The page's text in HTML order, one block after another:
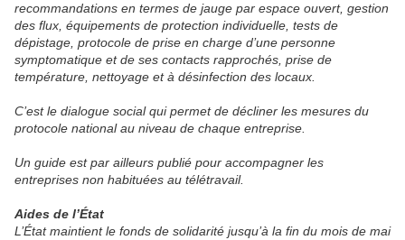
recommandations en termes de jauge par espace ouvert, gestion
des flux, équipements de protection individuelle, tests de
dépistage, protocole de prise en charge d’une personne
symptomatique et de ses contacts rapprochés, prise de
température, nettoyage et à désinfection des locaux.
C’est le dialogue social qui permet de décliner les mesures du
protocole national au niveau de chaque entreprise.
Un guide est par ailleurs publié pour accompagner les
entreprises non habituées au télétravail.
Aides de l’État
L’État maintient le fonds de solidarité jusqu’à la fin du mois de mai